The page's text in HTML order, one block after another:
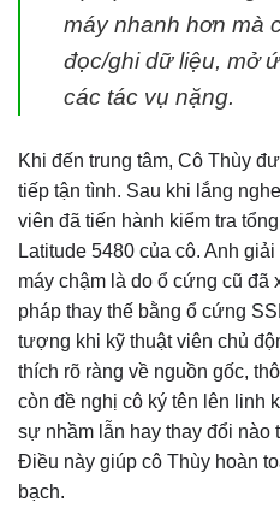
máy nhanh hơn mà
đọc/ghi dữ liệu, mở
các tác vụ nặng.
Khi đến trung tâm, Cô Thùy
tiếp tận tình. Sau khi lắng
viên đã tiến hành kiểm tra
Latitude 5480 của cô. Anh
máy chậm là do ổ cứng cũ đã
pháp thay thế bằng ổ cứng
tượng khi kỹ thuật viên chủ
thích rõ ràng về nguồn gốc,
còn đề nghị cô ký tên lên linh
sự nhầm lẫn hay thay đổi nào
Điều này giúp cô Thùy hoàn
bạch.